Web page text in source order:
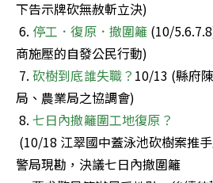
下告示牌砍無赦斬立決)
6. 停工．復原．撤圍籬 (10/
商施壓的自發公民行動)
7. 砍樹到底誰失職？ 10/13 (縣府
局、農業局之協調會)
8. 七日內撤籬圍工地復原？
警局現勘，決議七日內撤圍籬